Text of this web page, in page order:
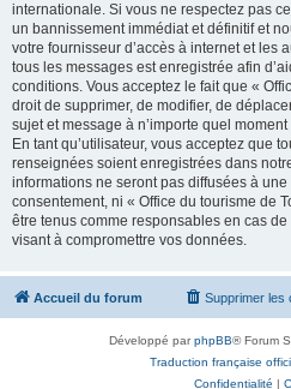
internationale. Si vous ne respectez pas
un bannissement immédiat et définitif et
votre fournisseur d’accès à internet et les
tous les messages est enregistrée afin
conditions. Vous acceptez le fait que «
droit de supprimer, de modifier, de
sujet et message à n’importe quel
En tant qu’utilisateur, vous acceptez que
renseignées soient enregistrées dans
informations ne seront pas diffusées à
consentement, ni « Office du tourisme de
être tenus comme responsables en cas
visant à compromettre vos données.
Accueil du forum Supprimer les
Développé parphpBB® Forum
Traduction française
Confidentialité |